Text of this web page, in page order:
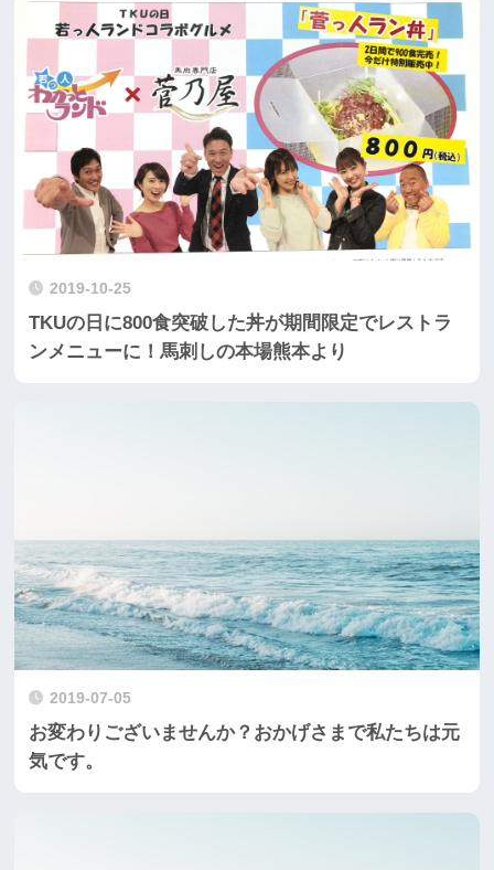
2019-10-25
TKUの日に800食突破した丼が期間限定でレストラ
ンメニューに！馬刺しの本場熊本より
2019-07-05
お変わりございませんか？おかげさまで私たちは元
気です。